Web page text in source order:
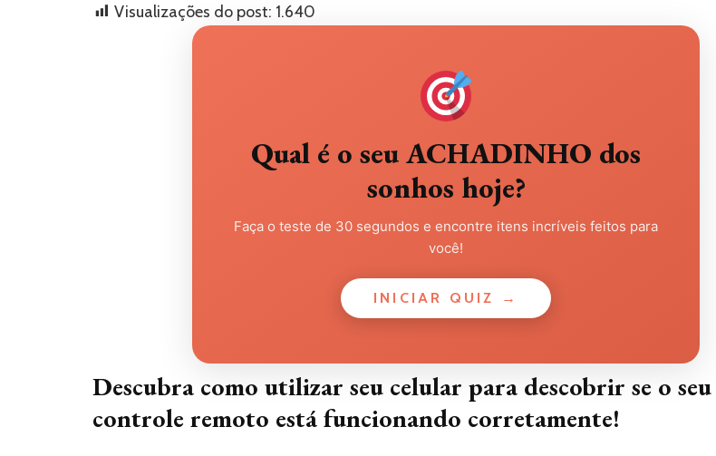
Visualizações do post: 1.640
Qual é o seu ACHADINHO dos
sonhos hoje?
Faça o teste de 30 segundos e encontre itens incríveis feitos para
você!
INICIAR QUIZ →
Descubra como utilizar seu celular para descobrir se o seu
controle remoto está funcionando corretamente!